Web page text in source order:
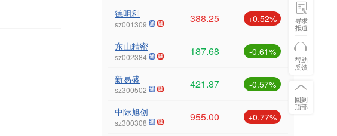
德明利
sz001309 388.25 +0.52%
东山精密
sz002384 187.68 -0.61%
新易盛
sz300502 421.87 -0.57%
中际旭创
sz300308 955.00 +0.77%
寻求
报道
帮助
反馈
回到
顶部